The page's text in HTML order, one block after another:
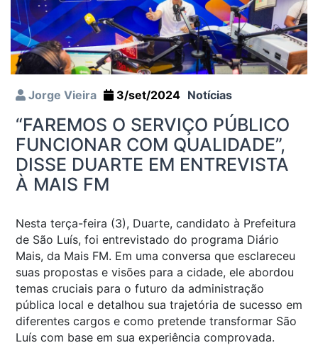
Jorge Vieira 3/set/2024 Notícias
“FAREMOS O SERVIÇO PÚBLICO
FUNCIONAR COM QUALIDADE”,
DISSE DUARTE EM ENTREVISTA
À MAIS FM
Nesta terça-feira (3), Duarte, candidato à Prefeitura
de São Luís, foi entrevistado do programa Diário
Mais, da Mais FM. Em uma conversa que esclareceu
suas propostas e visões para a cidade, ele abordou
temas cruciais para o futuro da administração
pública local e detalhou sua trajetória de sucesso em
diferentes cargos e como pretende transformar São
Luís com base em sua experiência comprovada.